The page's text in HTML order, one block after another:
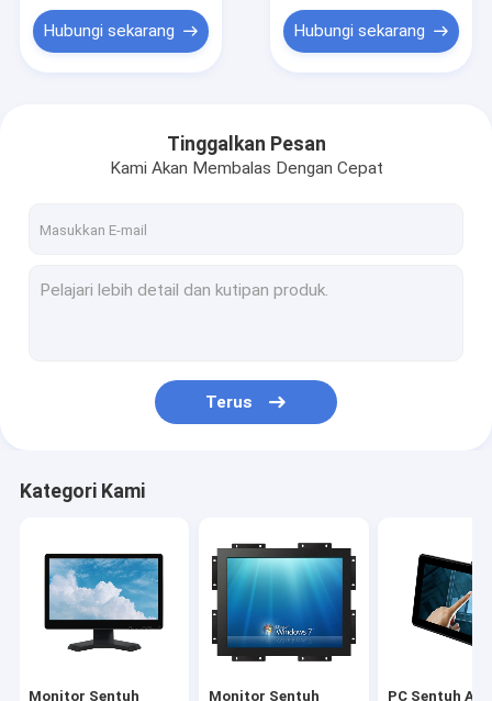
Hubungi kami
PC Sentuh AIO
Monitor Tampilan Industri
Monitor Sentuh SAW
Hubungi sekarang Hubungi sekarang
Tinggalkan Pesan
Kami Akan Membalas Dengan Cepat
Terus
Kategori Kami
Monitor Sentuh Monitor Sentuh PC Sentuh AIO